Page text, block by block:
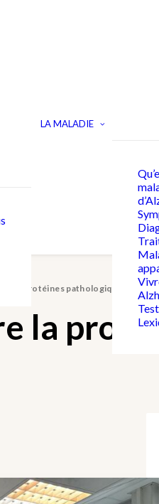
LA MALADIE
des protéines pathologiques
la